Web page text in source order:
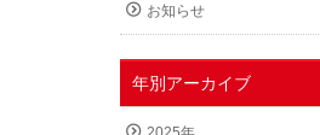
お知らせ
年別アーカイブ